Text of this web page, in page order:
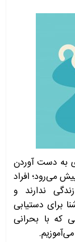
به دست آوردن
می‌رود؛ افراد
ندارند و
برای دستیابی
که با بحرانی